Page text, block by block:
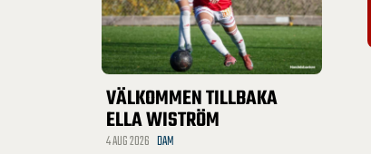
VÄLKOMMEN TILLBAKA
ELLA WISTRÖM
4 AUG 2026 DAM